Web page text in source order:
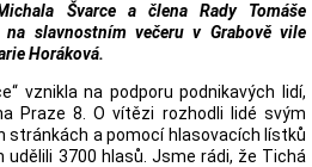
Švarce a člena Rady Tomáše
slavnostním večeru v Grabově vile
Horáková.
vznikla na podporu podnikavých lidí,
Praze 8. O vítězi rozhodli lidé svým
stránkách a pomocí hlasovacích lístků
udělili 3700 hlasů. Jsme rádi, že Tichá